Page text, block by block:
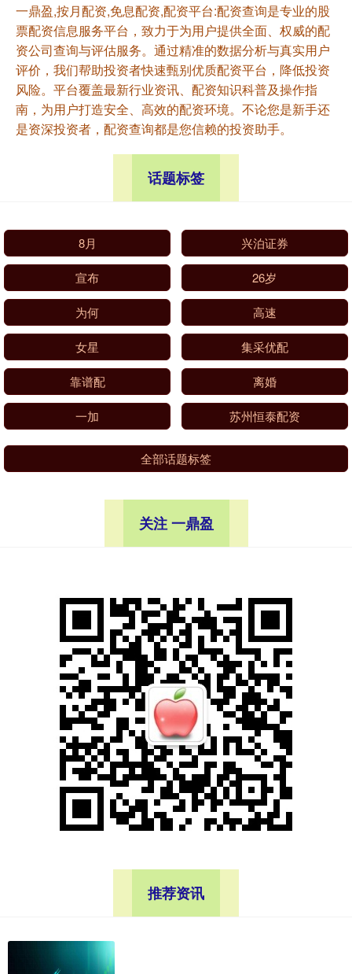
一鼎盈,按月配资,免息配资,配资平台:配资查询是专业的股
票配资信息服务平台，致力于为用户提供全面、权威的配
资公司查询与评估服务。通过精准的数据分析与真实用户
评价，我们帮助投资者快速甄别优质配资平台，降低投资
风险。平台覆盖最新行业资讯、配资知识科普及操作指
南，为用户打造安全、高效的配资环境。不论您是新手还
是资深投资者，配资查询都是您信赖的投资助手。
话题标签
8月 兴泊证券
宣布 26岁
为何 高速
女星 集采优配
靠谱配 离婚
一加 苏州恒泰配资
全部话题标签
关注 一鼎盈
推荐资讯